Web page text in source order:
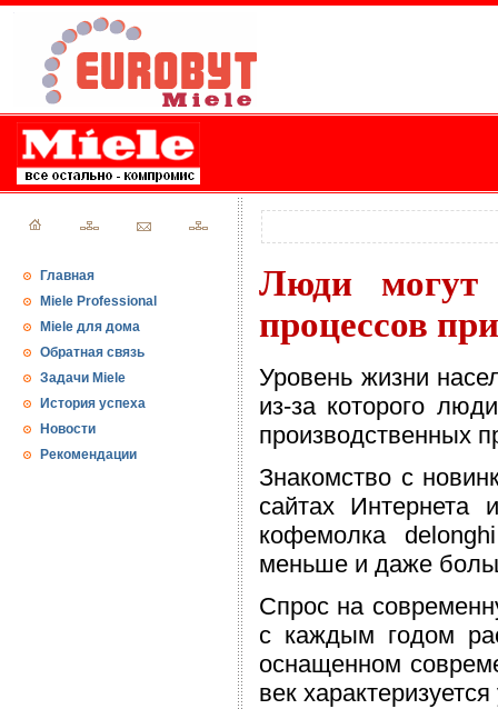
Главная
Miele Professional
Miele для дома
Обратная связь
Задачи Miele
История успеха
Новости
Рекомендации
Люди могут
процессов
Уровень жизни
из-за которого
производственных
Знакомство с
сайтах Интернета
кофемолка
меньше и даже
Спрос на
с каждым годом
оснащенном
век